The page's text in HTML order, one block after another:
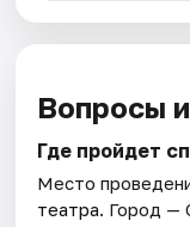
Вопросы
Где пройдет
Место
театра. Город —